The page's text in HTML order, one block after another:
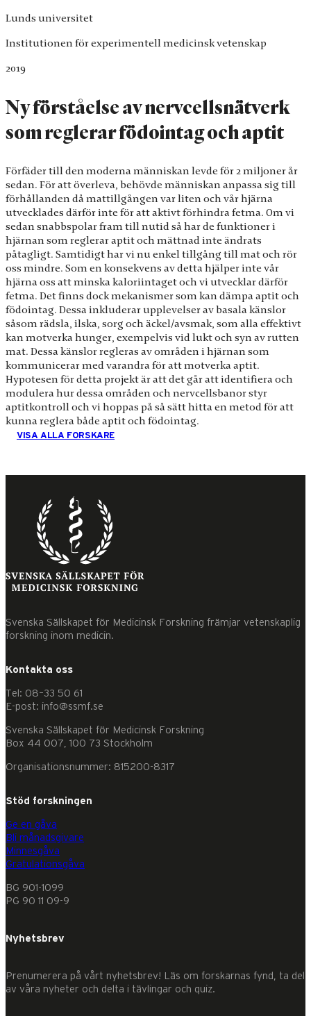
Lunds universitet
Institutionen för experimentell medicinsk vetenskap
2019
Ny förståelse av nervcellsnätverk
som reglerar födointag och aptit
Förfäder till den moderna människan levde för 2 miljoner år
sedan. För att överleva, behövde människan anpassa sig till
förhållanden då mattillgången var liten och vår hjärna
utvecklades därför inte för att aktivt förhindra fetma. Om vi
sedan snabbspolar fram till nutid så har de funktioner i
hjärnan som reglerar aptit och mättnad inte ändrats
påtagligt. Samtidigt har vi nu enkel tillgång till mat och rör
oss mindre. Som en konsekvens av detta hjälper inte vår
hjärna oss att minska kaloriintaget och vi utvecklar därför
fetma. Det finns dock mekanismer som kan dämpa aptit och
födointag. Dessa inkluderar upplevelser av basala känslor
såsom rädsla, ilska, sorg och äckel/avsmak, som alla effektivt
kan motverka hunger, exempelvis vid lukt och syn av rutten
mat. Dessa känslor regleras av områden i hjärnan som
kommunicerar med varandra för att motverka aptit.
Hypotesen för detta projekt är att det går att identifiera och
modulera hur dessa områden och nervcellsbanor styr
aptitkontroll och vi hoppas på så sätt hitta en metod för att
kunna reglera både aptit och födointag.
VISA ALLA FORSKARE
Svenska Sällskapet för Medicinsk Forskning främjar vetenskaplig
forskning inom medicin.
Kontakta oss
Tel: 08–33 50 61
E-post: info@ssmf.se
Svenska Sällskapet för Medicinsk Forskning
Box 44 007, 100 73 Stockholm
Organisationsnummer: 815200-8317
Stöd forskningen
Ge en gåva
Bli månadsgivare
Minnesgåva
Gratulationsgåva
BG 901-1099
PG 90 11 09-9
Nyhetsbrev
Prenumerera på vårt nyhetsbrev! Läs om forskarnas fynd, ta del
av våra nyheter och delta i tävlingar och quiz.